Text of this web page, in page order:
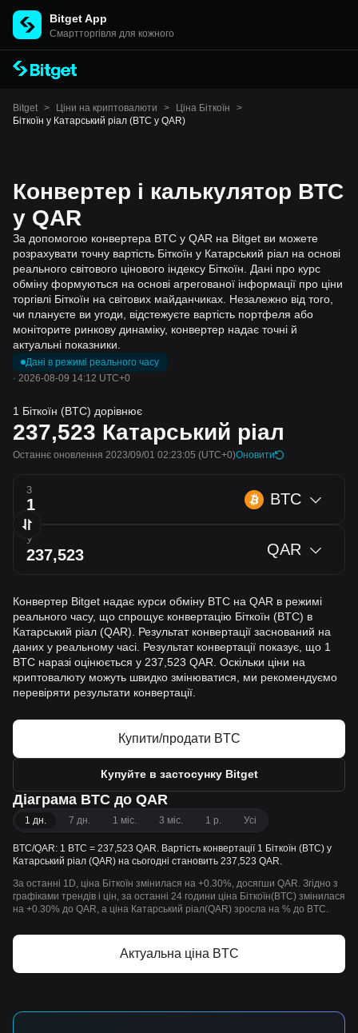
Bitget App
Cмартторгівля для кожного
Bitget > Ціни на криптовалюти > Ціна Біткоїн
>
Біткоїн у Катарський ріал (BTC у QAR)
Конвертер і калькулятор BTC
у QAR
За допомогою конвертера BTC у QAR на Bitget ви можете
розрахувати точну вартість Біткоїн у Катарський ріал на основі
реального світового цінового індексу Біткоїн. Дані про курс
обміну формуються на основі агрегованої інформації про ціни
торгівлі Біткоїн на світових майданчиках. Незалежно від того,
чи плануєте ви угоди, відстежуєте вартість портфеля або
моніторите ринкову динаміку, конвертер надає точні й
актуальні показники.
Дані в режимі реального часу
· 2026-08-09 14:12 UTC+0
1 Біткоїн (BTC) дорівнює
237,523 Катарський ріал
Останнє оновлення 2023/09/01 02:23:05 (UTC+0)Оновити
З BTC
У QAR
Конвертер Bitget надає курси обміну BTC на QAR в режимі
реального часу, що спрощує конвертацію Біткоїн (BTC) в
Катарський ріал (QAR). Результат конвертації заснований на
даних у реальному часі. Результат конвертації показує, що 1
BTC наразі оцінюється у 237,523 QAR. Оскільки ціни на
криптовалюту можуть швидко змінюватися, ми рекомендуємо
перевіряти результати конвертації.
Купити/продати BTC
Купуйте в застосунку Bitget
Діаграма BTC до QAR
1 дн. 7 дн. 1 міс. 3 міс. 1 р. Усі
BTC/QAR: 1 BTC = 237,523 QAR. Вартість конвертації 1 Біткоїн (BTC) у
Катарський ріал (QAR) на сьогодні становить 237,523 QAR.
За останні 1D, ціна Біткоїн змінилася на +0.30%, досягши QAR. Згідно з
графіками трендів і цін, за останні 24 години ціна Біткоїн(BTC) змінилася
на +0.30% до QAR, а ціна Катарський ріал(QAR) зросла на % до BTC.
Актуальна ціна BTC